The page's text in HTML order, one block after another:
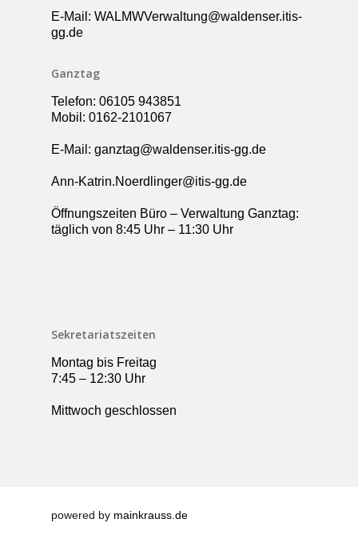
E-Mail: WALMWVerwaltung@waldenser.itis-
gg.de
Ganztag
Telefon: 06105 943851
Mobil: 0162-2101067
E-Mail: ganztag@waldenser.itis-gg.de
Ann-Katrin.Noerdlinger@itis-gg.de
Öffnungszeiten Büro – Verwaltung Ganztag:
täglich von 8:45 Uhr – 11:30 Uhr
Sekretariatszeiten
Montag bis Freitag
7:45 – 12:30 Uhr
Mittwoch geschlossen
powered by mainkrauss.de